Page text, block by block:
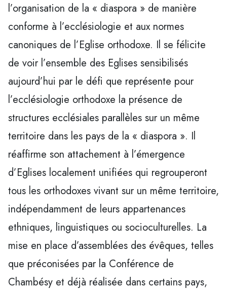
l’organisation de la « diaspora » de manière
conforme à l’ecclésiologie et aux normes
canoniques de l’Eglise orthodoxe. Il se félicite
de voir l’ensemble des Eglises sensibilisés
aujourd’hui par le défi que représente pour
l’ecclésiologie orthodoxe la présence de
structures ecclésiales parallèles sur un même
territoire dans les pays de la « diaspora ». Il
réaffirme son attachement à l’émergence
d’Eglises localement unifiées qui regrouperont
tous les orthodoxes vivant sur un même territoire,
indépendamment de leurs appartenances
ethniques, linguistiques ou socioculturelles. La
mise en place d’assemblées des évêques, telles
que préconisées par la Conférence de
Chambésy et déjà réalisée dans certains pays,